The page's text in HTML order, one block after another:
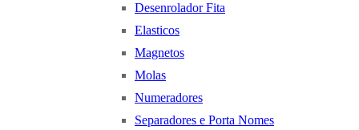
Desenrolador Fita
Elasticos
Magnetos
Molas
Numeradores
Separadores e Porta Nomes